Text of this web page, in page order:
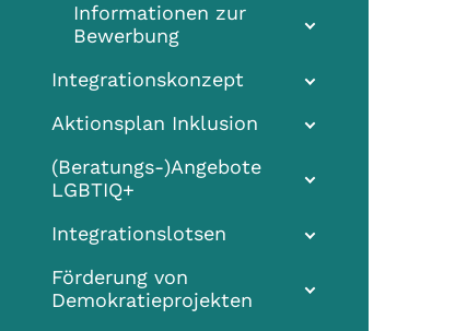
Informationen zur
Bewerbung
Integrationskonzept
Aktionsplan Inklusion
(Beratungs-)Angebote
LGBTIQ+
Integrationslotsen
Förderung von
Demokratieprojekten